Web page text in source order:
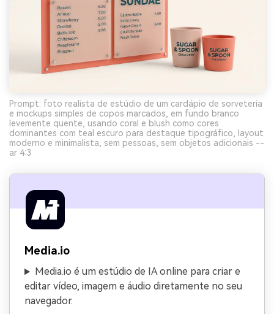
Prompt: foto realista de estúdio de um cardápio de sorveteria
e mockups simples de copos marcados, em fundo branco
levemente quente, usando coral e blush como cores
dominantes com teal escuro para destaque tipográfico, layout
moderno e minimalista, sem pessoas, sem objetos adicionais --
ar 4:3
Media.io
Media.io é um estúdio de IA online para criar e
editar vídeo, imagem e áudio diretamente no seu
navegador.